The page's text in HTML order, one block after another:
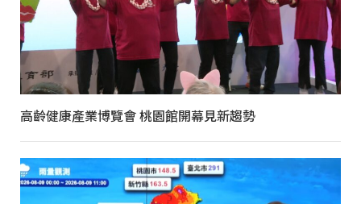
高齡健康產業博覽會 桃園館開幕見新趨勢